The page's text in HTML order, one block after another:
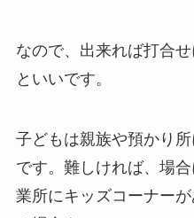
なので、出来れば打合
といいです。
子どもは親族や預かり
です。難しければ、場
業所にキッズコーナー